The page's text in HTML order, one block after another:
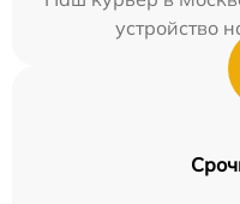
устройство